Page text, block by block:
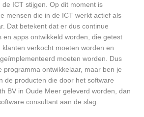
ICT stijgen. Op dit moment is
mensen die in de ICT werkt actief als
Dat betekent dat er dus continue
en apps ontwikkeld worden, die getest
verkocht moeten worden en
moeten worden. Dus
programma ontwikkelaar, maar ben je
de producten die door het software
BV in Oude Meer geleverd worden, dan
consultant aan de slag.